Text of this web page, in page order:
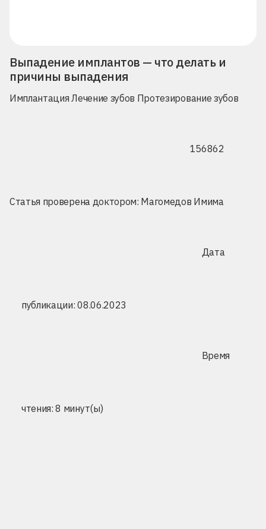
Выпадение имплантов — что делать и
причины выпадения
Имплантация Лечение зубов Протезирование зубов
156862
Статья проверена доктором: Магомедов Имима
Дата
публикации: 08.06.2023
Время
чтения: 8 минут(ы)